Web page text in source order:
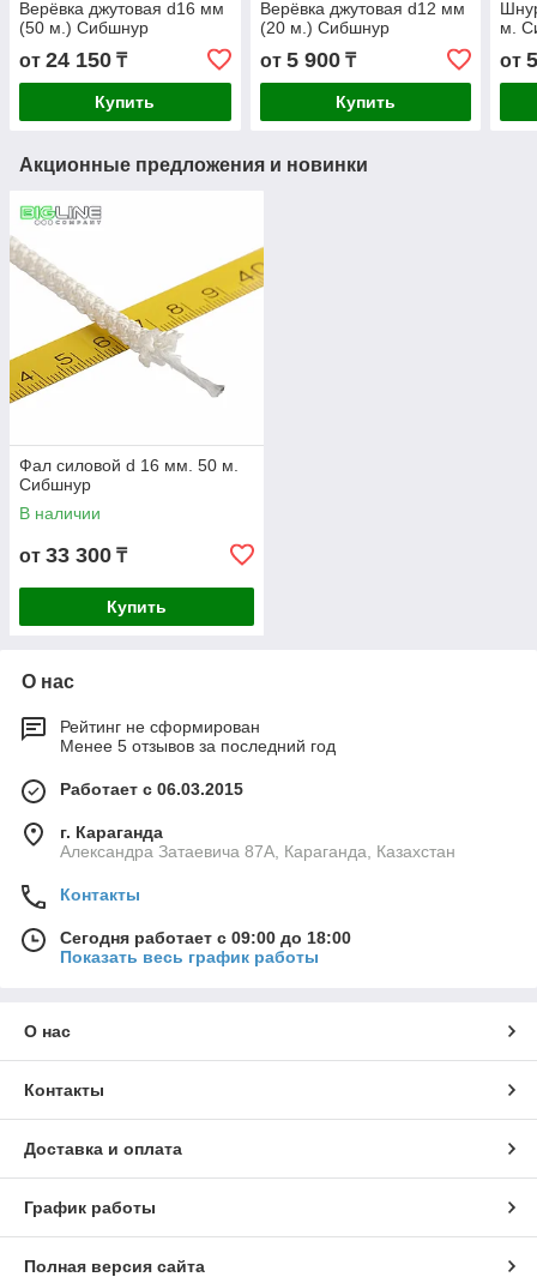
Верёвка джутовая d16 мм
(50 м.) Сибшнур
от 24 150 ₸
Купить
Верёвка джутовая d12 мм
(20 м.) Сибшнур
от 5 900₸
Купить
м.
от
Акционные предложения и новинки
Фал силовой d 16 мм. 50 м.
Сибшнур
В наличии
от 33 300 ₸
Купить
О нас
Рейтинг не сформирован
Менее 5 отзывов за последний год
Работает с 06.03.2015
г. Караганда
Александра Затаевича 87А, Караганда, Казахстан
Контакты
Сегодня работает с 09:00 до 18:00
Показать весь график работы
О нас
Контакты
Доставка и оплата
График работы
Полная версия сайта